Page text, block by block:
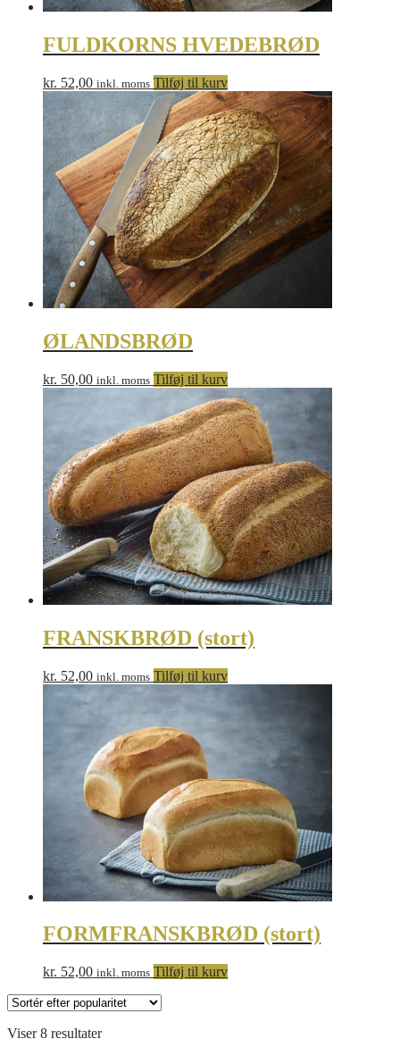
FULDKORNS HVEDEBRØD
kr. 52,00 inkl. moms Tilføj til kurv
ØLANDSBRØD
kr. 50,00 inkl. moms Tilføj til kurv
FRANSKBRØD (stort)
kr. 52,00 inkl. moms Tilføj til kurv
FORMFRANSKBRØD (stort)
kr. 52,00 inkl. moms Tilføj til kurv
Viser 8 resultaterSorteret